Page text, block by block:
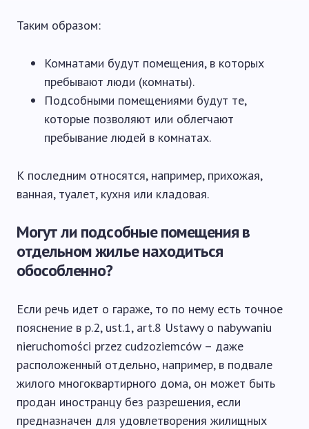
Таким образом:
Комнатами будут помещения, в которых
пребывают люди (комнаты).
Подсобными помещениями будут те,
которые позволяют или облегчают
пребывание людей в комнатах.
К последним относятся, например, прихожая,
ванная, туалет, кухня или кладовая.
Могут ли подсобные помещения в
отдельном жилье находиться
обособленно?
Если речь идет о гараже, то по нему есть точное
пояснение в p.2, ust.1, art.8 Ustawy o nabywaniu
nieruchomości przez cudzoziemców – даже
расположенный отдельно, например, в подвале
жилого многоквартирного дома, он может быть
продан иностранцу без разрешения, если
предназначен для удовлетворения жилищных